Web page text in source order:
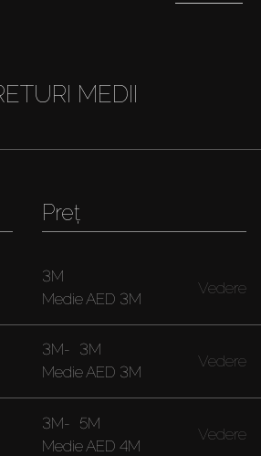
MEDII
Preț
3M
MedieAED 3M
Vedere
3M- 3M
MedieAED 3M
Vedere
3M- 5M
MedieAED 4M
Vedere